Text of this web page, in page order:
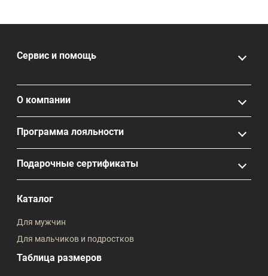
Сервис и помощь
О компании
Программа лояльности
Подарочные сертификаты
Каталог
Для мужчин
Для мальчиков и подростков
Таблица размеров